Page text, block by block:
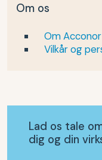
Om os
Om Acconor
Vilkår og
Lad os tale
dig og din